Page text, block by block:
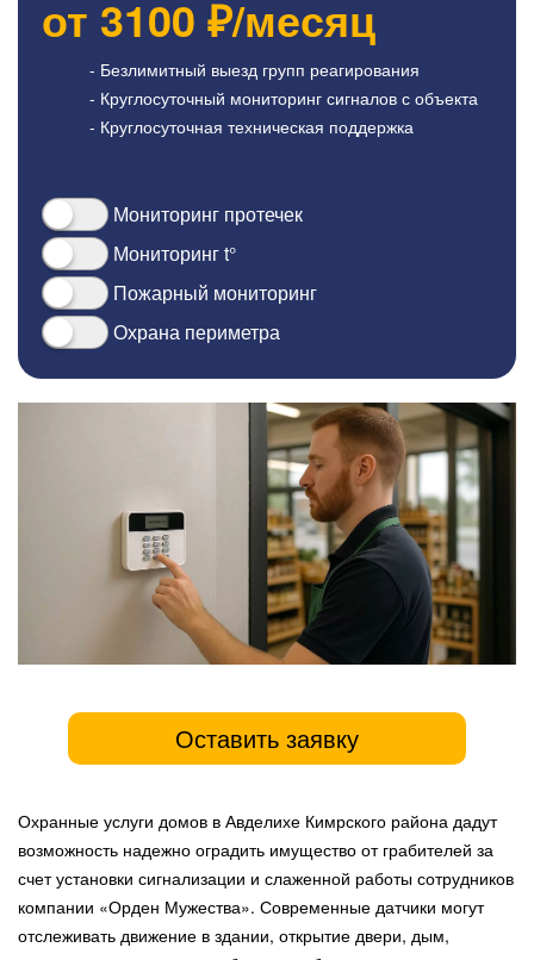
от 3100 ₽/месяц
- Безлимитный выезд групп реагирования
- Круглосуточный мониторинг сигналов с объекта
- Круглосуточная техническая поддержка
Мониторинг протечек
Мониторинг t°
Пожарный мониторинг
Охрана периметра
Оставить заявку
Охранные услуги домов в Авделихе Кимрского района дадут
возможность надежно оградить имущество от грабителей за
счет установки сигнализации и слаженной работы сотрудников
компании «Орден Мужества». Современные датчики могут
отслеживать движение в здании, открытие двери, дым,